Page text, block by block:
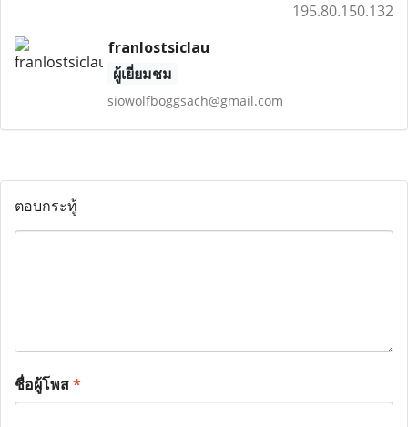
195.80.150.132
franlostsiclau
ผู้เยี่ยมชม
siowolfboggsach@gmail.com
ตอบกระทู้
ชื่อผู้โพส*